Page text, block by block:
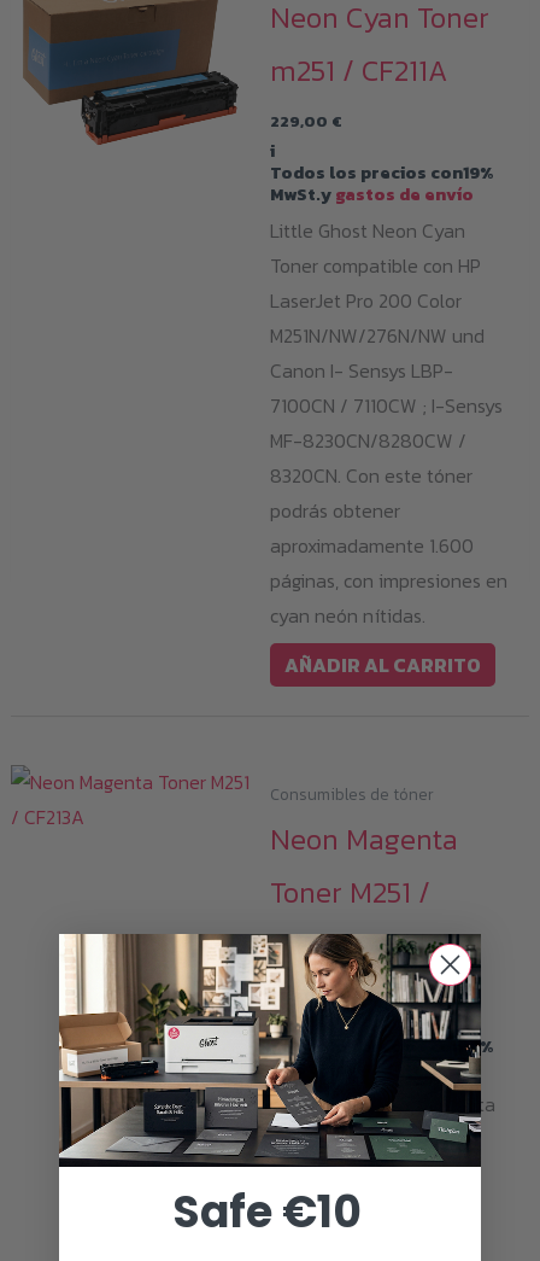
Neon Cyan Toner
m251 / CF211A
229,00 €
i
Todos los precios con19%
MwSt.ygastos de envío
Little Ghost Neon Cyan
Toner compatible con HP
LaserJet Pro 200 Color
M251N/NW/276N/NW und
Canon I- Sensys LBP-
7100CN / 7110CW ; I-Sensys
MF-8230CN/8280CW /
8320CN. Con este tóner
podrás obtener
aproximadamente 1.600
páginas, con impresiones en
cyan neón nítidas.
AÑADIR AL CARRITO
Consumibles de tóner
Neon Magenta
Toner M251 /
CF213A
229,00€
i
Todos los precios con19%
MwSt.y
gastos de envío
Little Ghost Neon Magenta
Toner compatible con HP
Laser Jet Pro 200 Color
M251N / NW / 276N / NW.
Safe €10